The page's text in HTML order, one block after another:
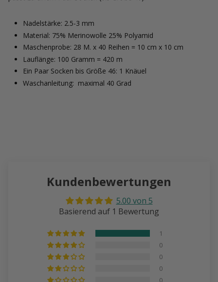
Nadelstärke: 2.5-3 mm
Material: 75% Merinowolle 25% Polyamid
Maschenprobe: 28 M. x 40 Reihen = 10 cm x 10 cm
Lauflänge: 100 Gramm = 420 m
Ein Paar Socken bis Größe 46: 1 Knäuel
Waschanleitung: maximal 40 Grad
Kundenbewertungen
5.00 von 5
Basierend auf 1 Bewertung
1
0
0
0
0